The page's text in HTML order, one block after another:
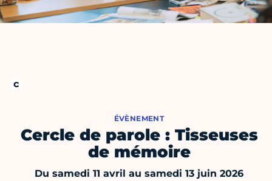
ÉVÈNEMENT
Cercle de parole : Tisseuses
de mémoire
Du samedi 11 avril au samedi 13 juin 2026